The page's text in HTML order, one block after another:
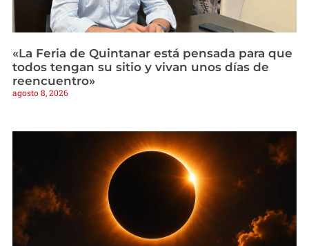
«La Feria de Quintanar está pensada para que
todos tengan su sitio y vivan unos días de
reencuentro»
agosto 8, 2026